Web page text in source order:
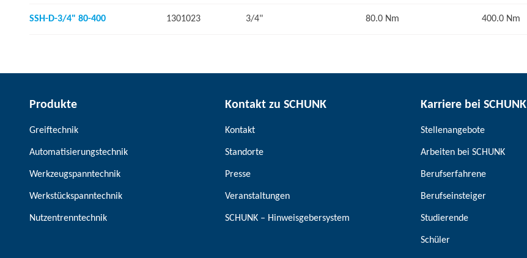
SSH-D-3/4" 80-400 1301023 3/4" 80.0 Nm 400.0 Nm
Produkte
Greiftechnik
Automatisierungstechnik
Werkzeugspanntechnik
Werkstückspanntechnik
Nutzentrenntechnik
Kontakt zu SCHUNK
Kontakt
Standorte
Presse
Veranstaltungen
SCHUNK – Hinweisgebersystem
Karriere bei SCHUNK
Stellenangebote
Arbeiten bei SCHUNK
Berufserfahrene
Berufseinsteiger
Studierende
Schüler